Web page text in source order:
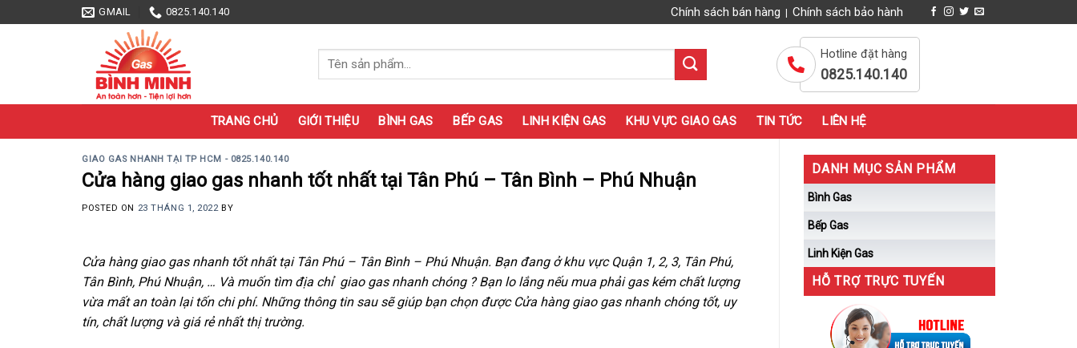
to
GMAIL 0825.140.140 Chính sách bán hàng Chính sách bảo hành
Tìm
kiếm:
Hotline đặt hàng
0825.140.140
TRANG CHỦ GIỚI THIỆU BÌNH GAS BẾP GAS LINH KIỆN GAS KHU VỰC GIAO GAS TIN TỨC LIÊN HỆ
GIAO GAS NHANH TẠI TP HCM - 0825.140.140
Cửa hàng giao gas nhanh tốt nhất tại Tân Phú – Tân Bình – Phú Nhuận
POSTED ON 23 THÁNG 1, 2022 BY
Cửa hàng giao gas nhanh tốt nhất tại Tân Phú – Tân Bình – Phú Nhuận. Bạn đang ở khu vực Quận 1, 2, 3, Tân Phú,
Tân Bình, Phú Nhuận, … Và muốn tìm địa chỉ giao gas nhanh chóng ? Bạn lo lắng nếu mua phải gas kém chất lượng
vừa mất an toàn lại tốn chi phí. Những thông tin sau sẽ giúp bạn chọn được Cửa hàng giao gas nhanh chóng tốt, uy
tín, chất lượng và giá rẻ nhất thị trường.
DANH MỤC SẢN PHẨM
Bình Gas
Bếp Gas
Linh Kiện Gas
HỖ TRỢ TRỰC TUYẾN